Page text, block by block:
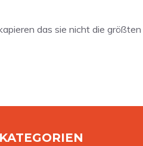
das sie nicht die
KATEGORIEN